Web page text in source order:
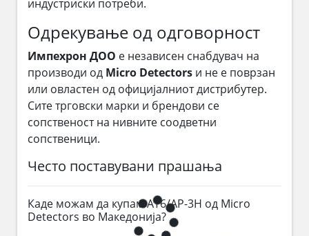
индустриски потреби.
Одрекување од одговорност
Импехрон ДОО е независен снабдувач на
производи од Micro Detectors и не е поврзан
или овластен од официјалниот дистрибутер.
Сите трговски марки и брендови се
сопственост на нивните соодветни
сопственици.
Често поставувани прашања
Каде можам да купам AT6/AP-3H од Micro
Detectors во Македонија?